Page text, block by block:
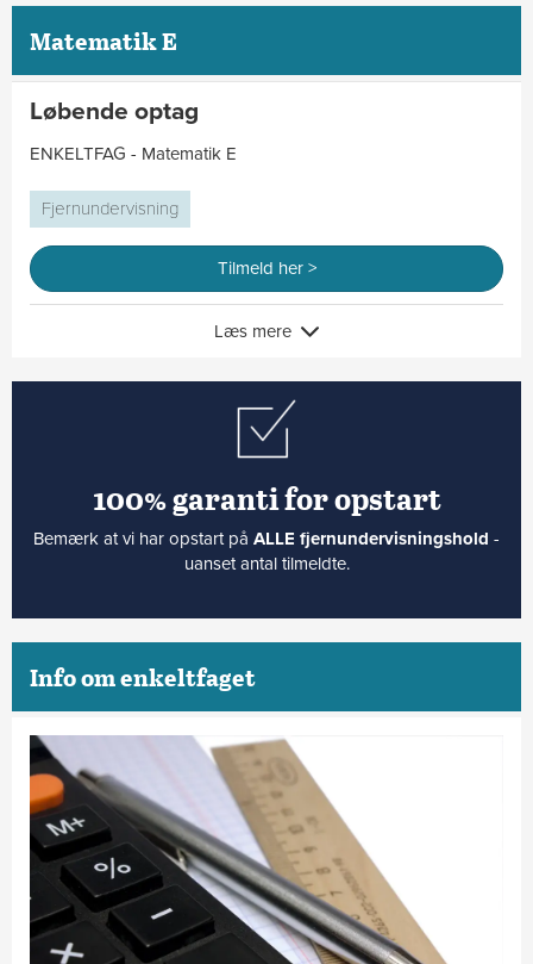
Matematik E
Løbende optag
ENKELTFAG - Matematik E
Fjernundervisning
Tilmeld her >
Læs mere
100% garanti for opstart
Bemærk at vi har opstart på ALLE fjernundervisningshold -
uanset antal tilmeldte.
Info om enkeltfaget